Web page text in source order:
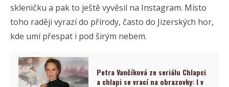
skleničku a pak to ještě vyvěsil na Instagram. Místo
toho raději vyrazí do přírody, často do Jizerských hor,
kde umí přespat i pod širým nebem.
Petra Vančíková ze seriálu Chlapci
a chlapi se vrací na obrazovky: I v